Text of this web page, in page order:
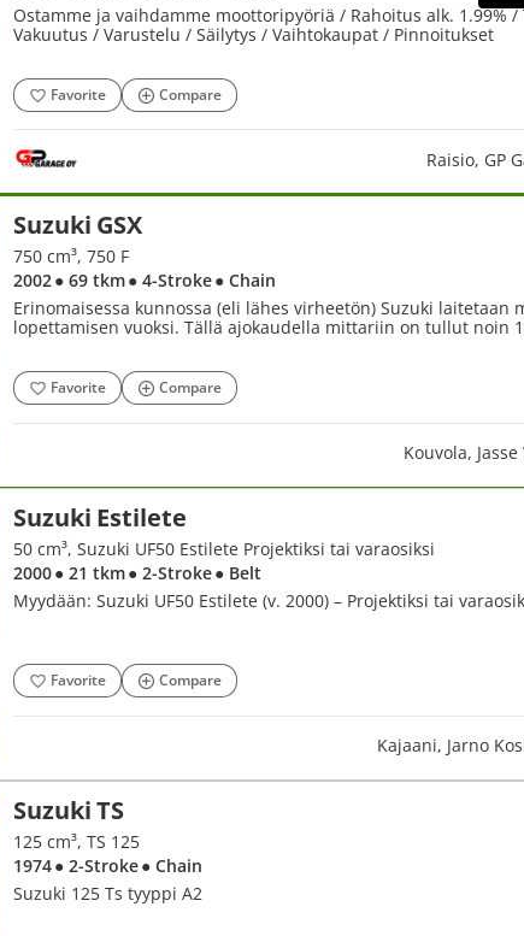
Ostamme ja vaihdamme moottoripyöriä / Rahoitus alk. 1.99%
Vakuutus / Varustelu / Säilytys / Vaihtokaupat / Pinnoitukset
Favorite Compare
Raisio, GP
Suzuki GSX
750 cm³, 750 F
2002● 69 tkm● 4-Stroke● Chain
Erinomaisessa kunnossa (eli lähes virheetön) Suzuki laitetaan
lopettamisen vuoksi. Tällä ajokaudella mittariin on tullut noin
Favorite Compare
Kouvola,
Suzuki Estilete
50 cm³, Suzuki UF50 Estilete Projektiksi tai varaosiksi
2000● 21 tkm● 2-Stroke● Belt
Myydään: Suzuki UF50 Estilete (v. 2000) – Projektiksi tai
Favorite Compare
Kajaani, Jarno
Suzuki TS
125 cm³, TS 125
1974● 2-Stroke● Chain
Suzuki 125 Ts tyyppi A2